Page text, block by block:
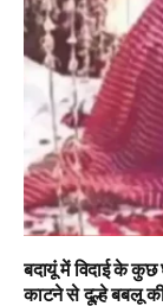
बदायूं में विदाई के
काटने से दूल्हे बबलू